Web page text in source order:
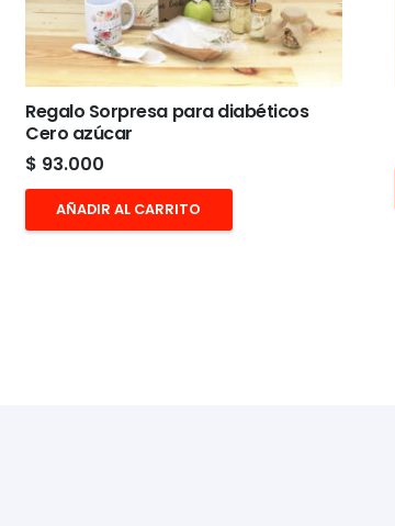
Regalo Sorpresa para diabéticos
Cero azúcar
$ 93.000
AÑADIR AL CARRITO